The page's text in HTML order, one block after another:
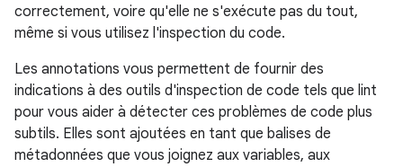
correctement, voire qu'elle ne s'exécute pas du tout,
même si vous utilisez l'inspection du code.
Les annotations vous permettent de fournir des
indications à des outils d'inspection de code tels que lint
pour vous aider à détecter ces problèmes de code plus
subtils. Elles sont ajoutées en tant que balises de
métadonnées que vous joignez aux variables, aux